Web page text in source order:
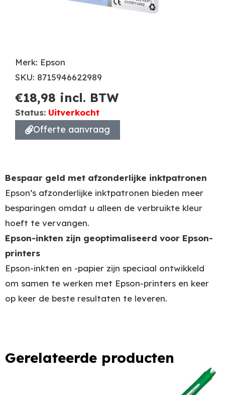
Merk: Epson
SKU: 8715946622989
€18,98 incl. BTW
Status: Uitverkocht
Offerte aanvraag
Bespaar geld met afzonderlijke inktpatronen
Epson’s afzonderlijke inktpatronen bieden meer
besparingen omdat u alleen de verbruikte kleur
hoeft te vervangen.
Epson-inkten zijn geoptimaliseerd voor Epson-
printers
Epson-inkten en -papier zijn speciaal ontwikkeld
om samen te werken met Epson-printers en keer
op keer de beste resultaten te leveren.
Gerelateerde producten